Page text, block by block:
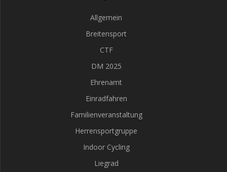
Allgemein
Breitensport
CTF
DM 2025
Ehrenamt
Einradfahren
Familienveranstaltung
Herrensportgruppe
Indoor Cycling
Liegrad